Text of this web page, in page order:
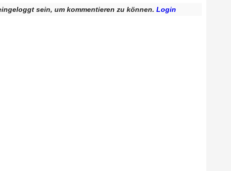
sein, um kommentieren zu können. Login